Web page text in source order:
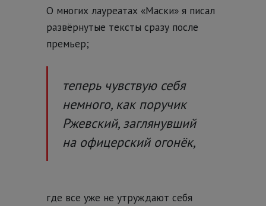
О многих лауреатах «Маски» я писал
развёрнутые тексты сразу после
премьер;
теперь чувствую себя
немного, как поручик
Ржевский, заглянувший
на офицерский огонёк,
где все уже не утруждают себя